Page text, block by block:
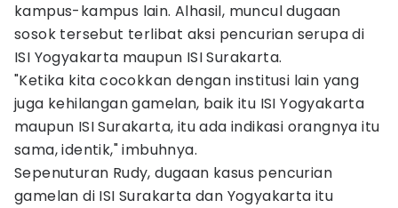
kampus-kampus lain. Alhasil, muncul dugaan
sosok tersebut terlibat aksi pencurian serupa di
ISI Yogyakarta maupun ISI Surakarta.
"Ketika kita cocokkan dengan institusi lain yang
juga kehilangan gamelan, baik itu ISI Yogyakarta
maupun ISI Surakarta, itu ada indikasi orangnya itu
sama, identik," imbuhnya.
Sepenuturan Rudy, dugaan kasus pencurian
gamelan di ISI Surakarta dan Yogyakarta itu